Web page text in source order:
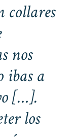
collares
nos
ibas a
[…].
los